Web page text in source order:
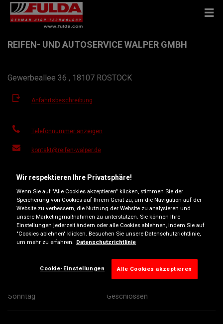
REIFEN- UND AUTOSERVICE WALPER GMBH
Gewerbeallee 36 , 18107 ROSTOCK
Anfahrtsbeschreibung
Telefonnummer anzeigen
kontakt@reifen-walper.de
Öffnungszeiten
Montag 08:00
17:30
Dienstag
08:00
17:30
Mittwoch
08:00
17:30
08:00
17:30
08:00
17:30
Sonntag
Geschlossen
Wir respektieren Ihre Privatsphäre!
Wenn Sie auf "Alle Cookies akzeptieren" klicken, stimmen Sie der
Speicherung von Cookies auf Ihrem Gerät zu, um die Navigation auf der
Website zu verbessern, die Nutzung der Website zu analysieren und
unsere Marketingmaßnahmen zu unterstützen. Sie können Ihre
Einstellungen jederzeit ändern oder alle Cookies ablehnen, indem Sie auf
"Cookies ablehnen" klicken. Besuchen Sie unsere Datenschutzrichtlinie,
um mehr zu erfahren. Datenschutzrichtlinie
Cookie-Einstellungen Alle Cookies akzeptieren